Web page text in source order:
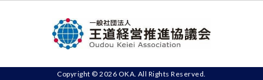
Copyright © 2026 OKA. All Rights Reserved.